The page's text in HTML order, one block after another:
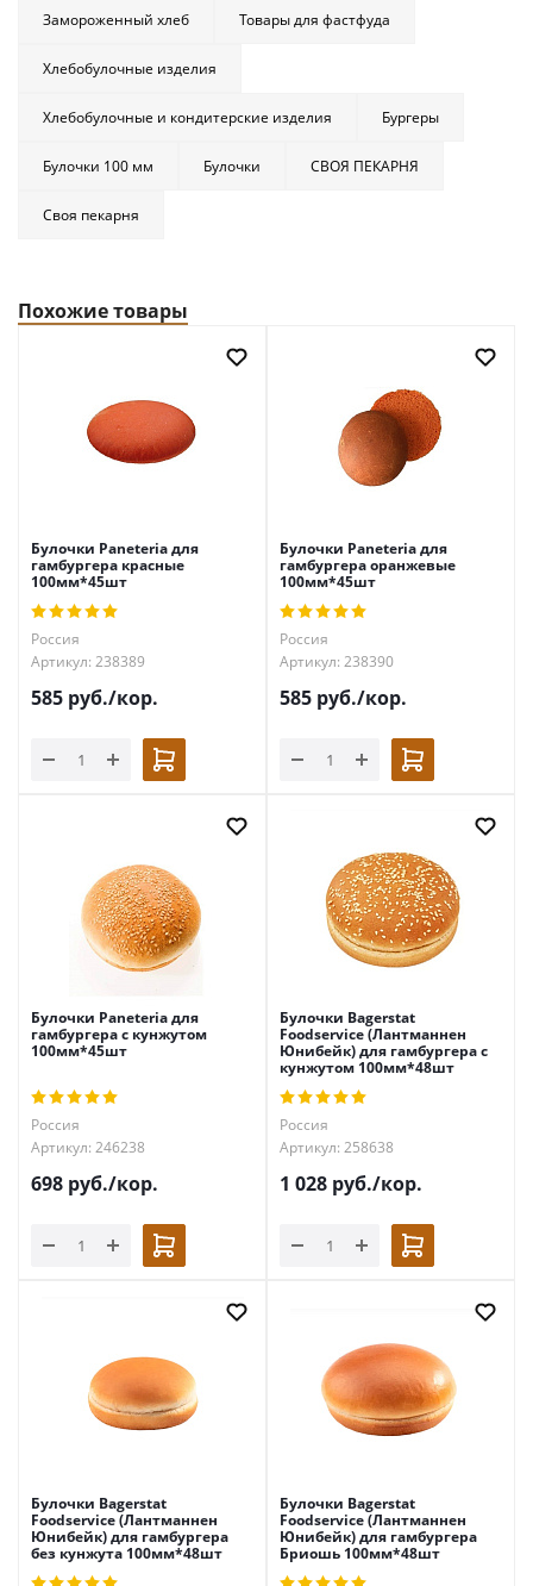
Замороженный хлеб Товары для фастфуда
Хлебобулочные изделия
Хлебобулочные и кондитерские изделия Бургеры
Булочки 100 мм Булочки СВОЯ ПЕКАРНЯ
Своя пекарня
Похожие товары
Булочки Paneteria для
гамбургера красные
100мм*45шт
Россия
Артикул: 238389
585 руб./кор.
Булочки Paneteria для
гамбургера оранжевые
100мм*45шт
Россия
Артикул: 238390
585 руб./кор.
Булочки Paneteria для
гамбургера с кунжутом
100мм*45шт
Россия
Артикул: 246238
698 руб./кор.
Булочки Bagerstat
Foodservice (Лантманнен
Юнибейк) для гамбургера с
кунжутом 100мм*48шт
Россия
Артикул: 258638
1 028 руб./кор.
Булочки Bagerstat
Foodservice (Лантманнен
Юнибейк) для гамбургера
без кунжута 100мм*48шт
Булочки Bagerstat
Foodservice (Лантманнен
Юнибейк) для гамбургера
Бриошь 100мм*48шт